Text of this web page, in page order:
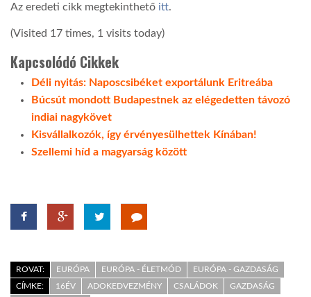
Az eredeti cikk megtekinthető itt.
(Visited 17 times, 1 visits today)
Kapcsolódó Cikkek
Déli nyitás: Naposcsibéket exportálunk Eritreába
Búcsút mondott Budapestnek az elégedetten távozó
indiai nagykövet
Kisvállalkozók, így érvényesülhettek Kínában!
Szellemi híd a magyarság között
ROVAT: EURÓPA EURÓPA - ÉLETMÓD
EURÓPA - GAZDASÁG
CÍMKE:
16ÉV ADOKEDVEZMÉNY CSALÁDOK
GAZDASÁG